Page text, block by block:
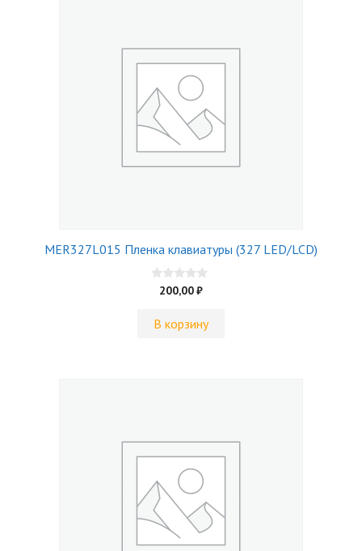
MER327L015 Пленка клавиатуры (327 LED/LCD)
5
200,00₽
В корзину